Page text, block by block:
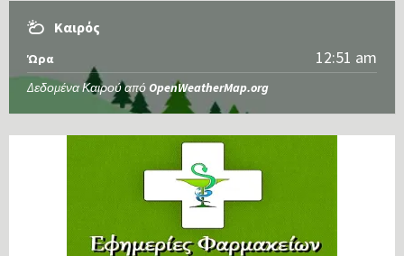
Καιρός
Ώρα 12:51 am
Δεδομένα Καιρού από OpenWeatherMap.org